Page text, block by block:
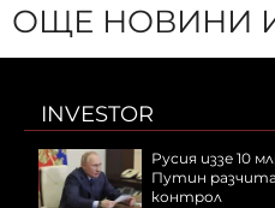
ОЩЕ НОВИНИ
INVESTOR
Русия иззе 10
Путин
контрол